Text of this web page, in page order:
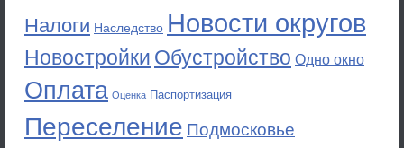
Налоги Наследство Новости округов
Новостройки Обустройство Одно окно
Оплата Оценка Паспортизация
Переселение Подмосковье